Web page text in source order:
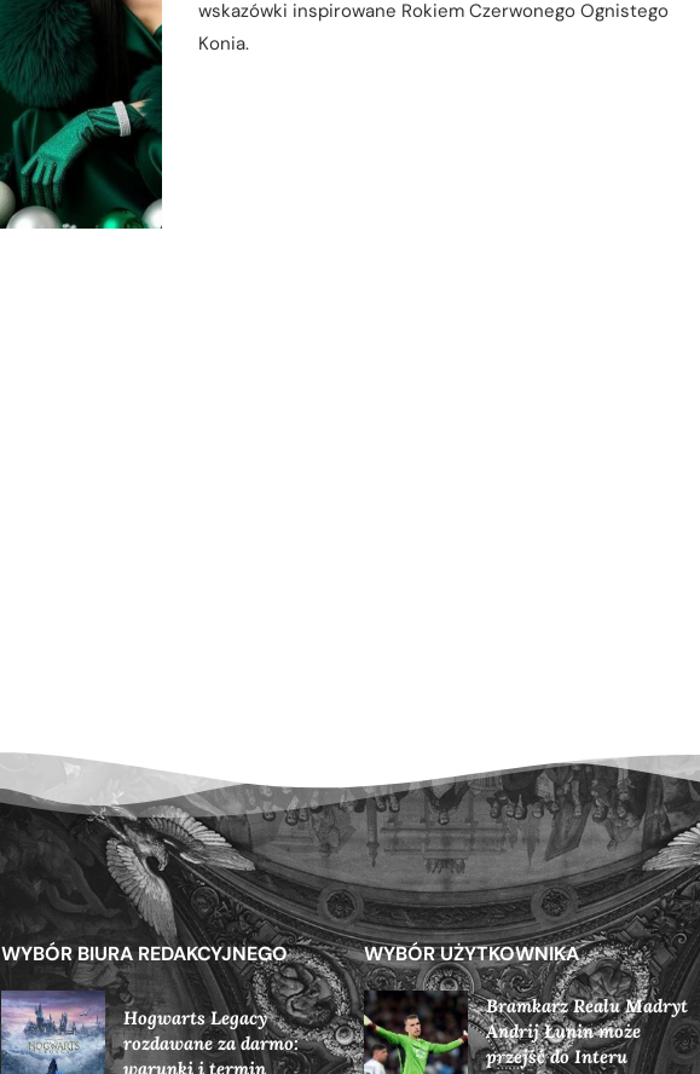
wskazówki inspirowane Rokiem Czerwonego Ognistego
Konia.
WYBÓR BIURA REDAKCYJNEGO
Hogwarts Legacy
rozdawane za darmo:
warunki i termin
WYBÓR UŻYTKOWNIKA
Bramkarz Realu Madryt
Andrij Łunin może
przejść do Interu